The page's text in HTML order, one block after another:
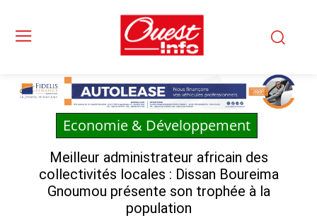
Economie & Développement
Meilleur administrateur africain des
collectivités locales : Dissan Boureima
Gnoumou présente son trophée à la
population